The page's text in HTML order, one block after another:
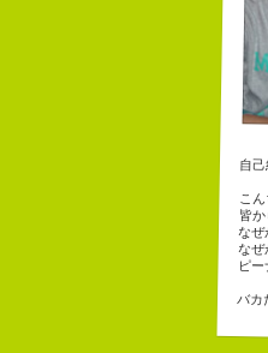
自
こ
皆
な
なぜ
ピ
バカ